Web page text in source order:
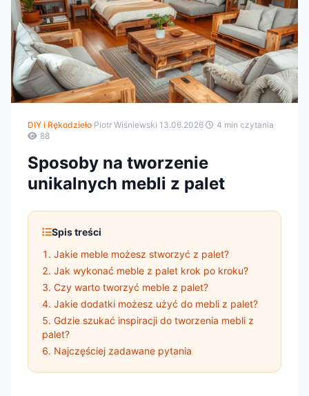
DIY i Rękodzieło·Piotr Wiśniewski·13.06.2026· 4 min czytania·
88
Sposoby na tworzenie
unikalnych mebli z palet
Spis treści
Jakie meble możesz stworzyć z palet?
Jak wykonać meble z palet krok po kroku?
Czy warto tworzyć meble z palet?
Jakie dodatki możesz użyć do mebli z palet?
Gdzie szukać inspiracji do tworzenia mebli z
palet?
Najczęściej zadawane pytania